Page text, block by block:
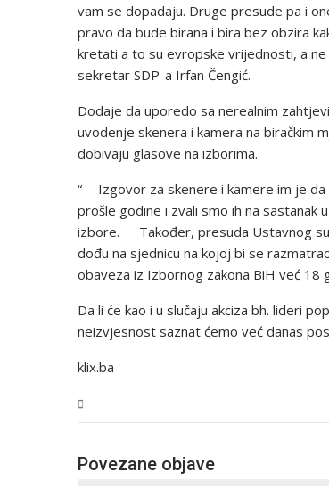
vam se dopadaju. Druge presude pa i
pravo da bude birana i bira bez obzira
kretati a to su evropske vrijednosti, a
sekretar SDP-a Irfan Čengić.
Dodaje da uporedo sa nerealnim
uvodenje skenera i kamera na biračkim
dobivaju glasove na izborima.
“ Izgovor za skenere i kamere im je da
prošle godine i zvali smo ih na sastanak
izbore. Također, presuda Ustavnog
dođu na sjednicu na kojoj bi se
obaveza iz Izbornog zakona BiH već 18
Da li će kao i u slučaju akciza bh. lideri
neizvjesnost saznat ćemo već danas
klix.ba
Povezane objave